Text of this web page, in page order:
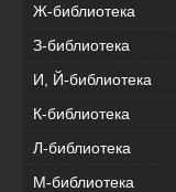
Ж-библиотека
З-библиотека
И, Й-библиотека
К-библиотека
Л-библиотека
М-библиотека